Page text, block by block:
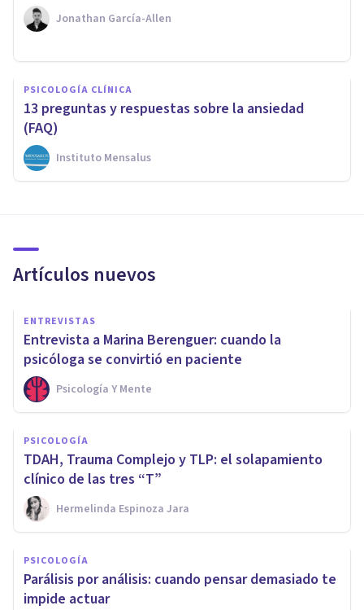
Jonathan García-Allen
PSICOLOGÍA CLÍNICA
13 preguntas y respuestas sobre la ansiedad
(FAQ)
Instituto Mensalus
Artículos nuevos
ENTREVISTAS
Entrevista a Marina Berenguer: cuando la
psicóloga se convirtió en paciente
Psicología Y Mente
PSICOLOGÍA
TDAH, Trauma Complejo y TLP: el solapamiento
clínico de las tres “T”
Hermelinda Espinoza Jara
PSICOLOGÍA
Parálisis por análisis: cuando pensar demasiado te
impide actuar